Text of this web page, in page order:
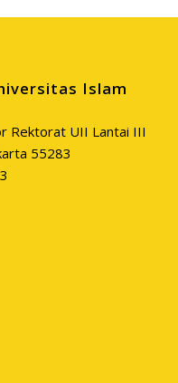
Islam
Rektorat UII Lantai III
55283